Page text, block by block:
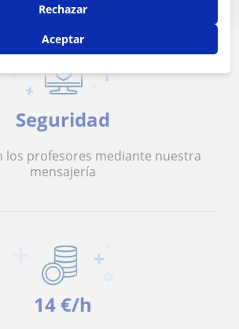
Seguridad
los profesores mediante nuestra
mensajería
14 €/h
Rechazar
Aceptar